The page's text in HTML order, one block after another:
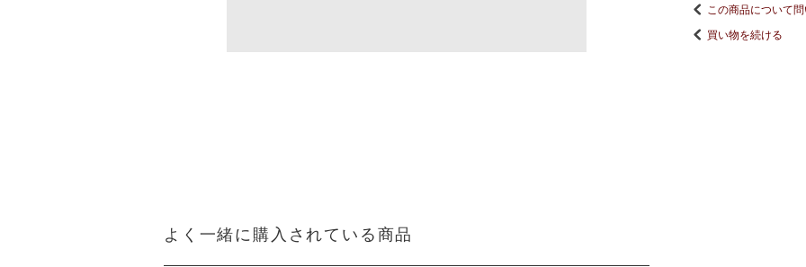
よく一緒に購入されている商品
この商品について
買い物を続ける